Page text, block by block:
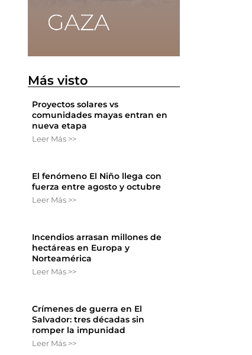
Más visto
Proyectos solares vs
comunidades mayas entran en
nueva etapa
Leer Más >>
El fenómeno El Niño llega con
fuerza entre agosto y octubre
Leer Más >>
Incendios arrasan millones de
hectáreas en Europa y
Norteamérica
Leer Más >>
Crímenes de guerra en El
Salvador: tres décadas sin
romper la impunidad
Leer Más >>